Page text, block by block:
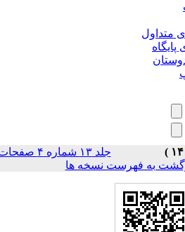
جلد ۱۳ شماره ۴ صفحات
به فهرست نسخه ها